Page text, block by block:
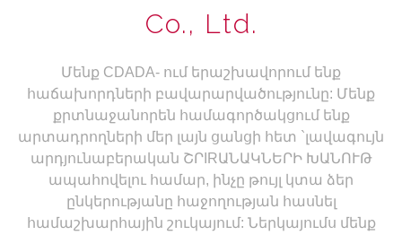
Co., Ltd.
Մենք CDADA- ում երաշխավորում ենք
հաճախորդների բավարարվածությունը: Մենք
քրտնաջանորեն համագործակցում ենք
արտադրողների մեր լայն ցանցի հետ `լավագույն
արդյունաբերական ՇՐIRԱՆԱԿՆԵՐԻ ԽԱՆՈՒԹ
ապահովելու համար, ինչը թույլ կտա ձեր
ընկերությանը հաջողության հասնել
համաշխարհային շուկայում: Ներկայումս մենք